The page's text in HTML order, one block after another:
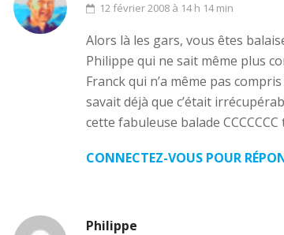
12 février 2008 à 14 h 14 min
Alors là les gars, vous êtes
Philippe qui ne sait même plus
Franck qui n’a même pas
savait déjà que c’était
cette fabuleuse balade
CONNECTEZ-VOUS POUR
Philippe